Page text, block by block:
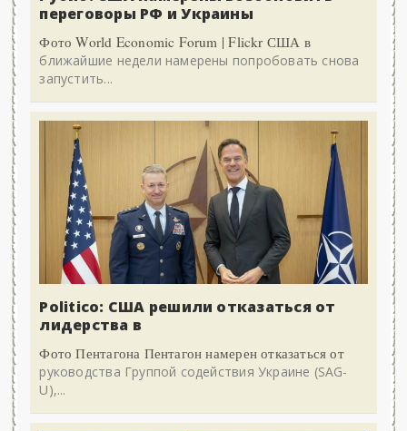
переговоры РФ и Украины
Фото World Economic Forum | Flickr США в
ближайшие недели намерены попробовать снова
запустить...
Politico: США решили отказаться от
лидерства в
Фото Пентагона Пентагон намерен отказаться от
руководства Группой содействия Украине (SAG-
U),...